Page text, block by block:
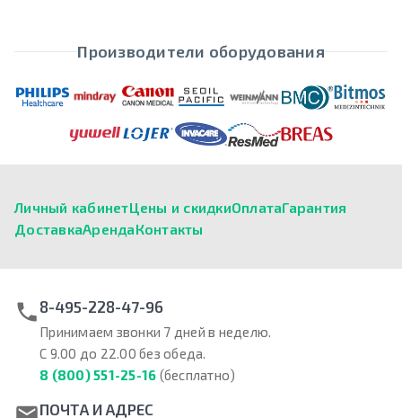
Производители оборудования
Личный кабинетЦены и скидкиОплатаГарантия
ДоставкаАрендаКонтакты
8-495-228-47-96
Принимаем звонки 7 дней в неделю.
С 9.00 до 22.00 без обеда.
8 (800) 551-25-16 (бесплатно)
ПОЧТА И АДРЕС